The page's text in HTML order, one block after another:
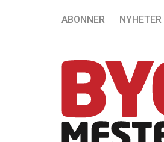
ABONNER NYHETER